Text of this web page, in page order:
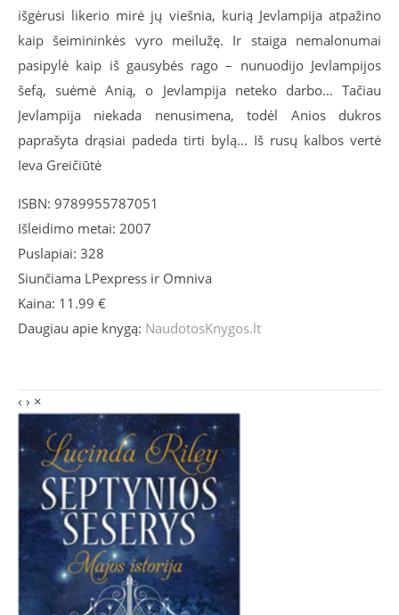
išgėrusi likerio mirė jų viešnia, kurią Jevlampija atpažino
kaip šeimininkės vyro meilužę. Ir staiga nemalonumai
pasipylė kaip iš gausybės rago – nunuodijo Jevlampijos
šefą, suėmė Anią, o Jevlampija neteko darbo… Tačiau
Jevlampija niekada nenusimena, todėl Anios dukros
paprašyta drąsiai padeda tirti bylą… Iš rusų kalbos vertė
Ieva Greičiūtė
ISBN: 9789955787051
Išleidimo metai: 2007
Puslapiai: 328
Siunčiama LPexpress ir Omniva
Kaina: 11.99 €
Daugiau apie knygą: NaudotosKnygos.lt
‹ › ×